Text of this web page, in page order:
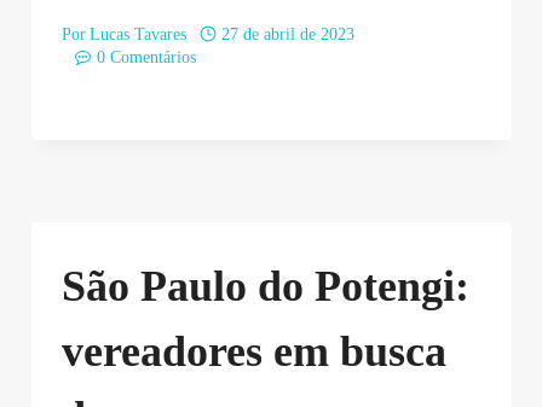
Por Lucas Tavares
27 de abril de 2023
0 Comentários
São Paulo do Potengi:
vereadores em busca